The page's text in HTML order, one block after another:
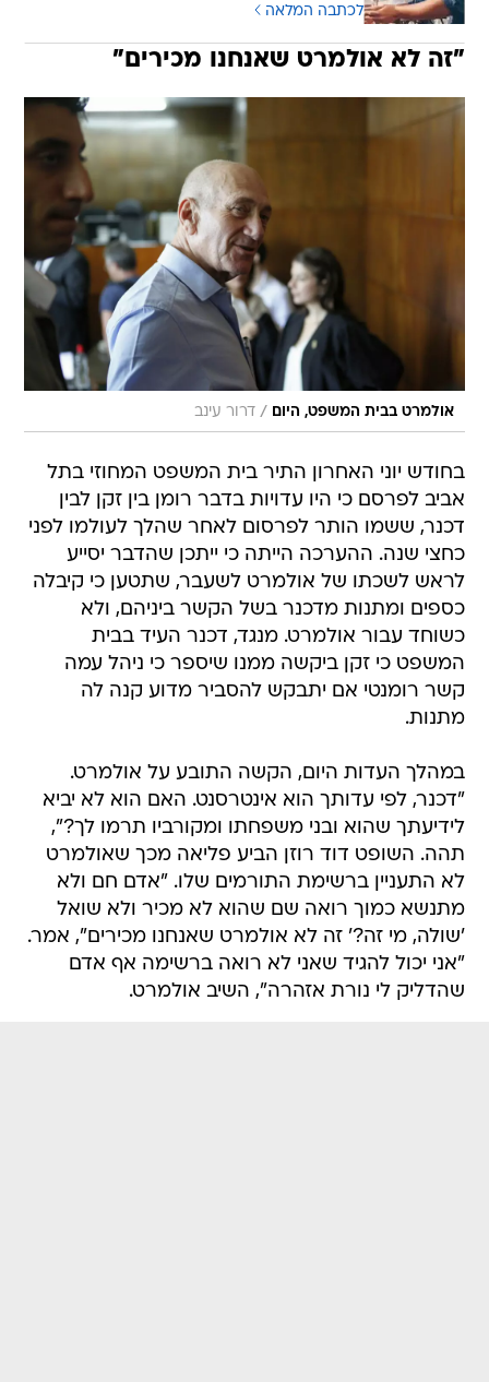
לכתבה המלאה
"זה לא אולמרט שאנחנו מכירים"
אולמרט בבית המשפט, היום / דרור עינב
בחודש יוני האחרון התיר בית המשפט המחוזי בתל
אביב לפרסם כי היו עדויות בדבר רומן בין זקן לבין
דכנר, ששמו הותר לפרסום לאחר שהלך לעולמו לפני
כחצי שנה. ההערכה הייתה כי ייתכן שהדבר יסייע
לראש לשכתו של אולמרט לשעבר, שתטען כי קיבלה
כספים ומתנות מדכנר בשל הקשר ביניהם, ולא
כשוחד עבור אולמרט. מנגד, דכנר העיד בבית
המשפט כי זקן ביקשה ממנו שיספר כי ניהל עמה
קשר רומנטי אם יתבקש להסביר מדוע קנה לה
מתנות.
במהלך העדות היום, הקשה התובע על אולמרט.
"דכנר, לפי עדותך הוא אינטרסנט. האם הוא לא יביא
לידיעתך שהוא ובני משפחתו ומקורביו תרמו לך?",
תהה. השופט דוד רוזן הביע פליאה מכך שאולמרט
לא התעניין ברשימת התורמים שלו. "אדם חם ולא
מתנשא כמוך רואה שם שהוא לא מכיר ולא שואל
'שולה, מי זה?' זה לא אולמרט שאנחנו מכירים", אמר.
"אני יכול להגיד שאני לא רואה ברשימה אף אדם
שהדליק לי נורת אזהרה", השיב אולמרט.